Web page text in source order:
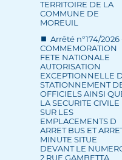
TERRITOIRE DE LA
COMMUNE DE
MOREUIL
Arrêté n°174/2026
COMMEMORATION
FETE NATIONALE
AUTORISATION
EXCEPTIONNELLE
STATIONNEMENT
OFFICIELS AINSI
LA SECURITE CIVILE
SUR LES
EMPLACEMENTS D
ARRET BUS ET
MINUTE SITUE
DEVANT LE
2 RUE GAMBETTA